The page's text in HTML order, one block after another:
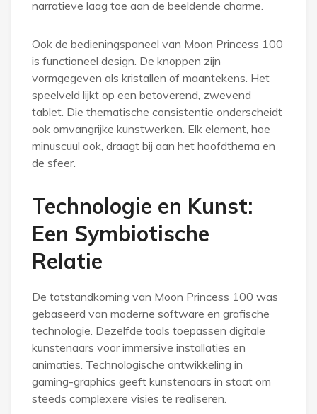
narratieve laag toe aan de beeldende charme.
Ook de bedieningspaneel van Moon Princess 100
is functioneel design. De knoppen zijn
vormgegeven als kristallen of maantekens. Het
speelveld lijkt op een betoverend, zwevend
tablet. Die thematische consistentie onderscheidt
ook omvangrijke kunstwerken. Elk element, hoe
minuscuul ook, draagt bij aan het hoofdthema en
de sfeer.
Technologie en Kunst:
Een Symbiotische
Relatie
De totstandkoming van Moon Princess 100 was
gebaseerd van moderne software en grafische
technologie. Dezelfde tools toepassen digitale
kunstenaars voor immersive installaties en
animaties. Technologische ontwikkeling in
gaming-graphics geeft kunstenaars in staat om
steeds complexere visies te realiseren.